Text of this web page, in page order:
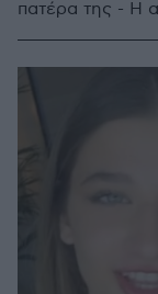
πατέρα της - Η